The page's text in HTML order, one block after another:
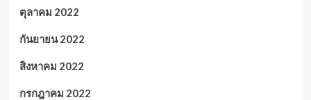
ตุลาคม 2022
กันยายน 2022
สิงหาคม 2022
กรกฎาคม 2022